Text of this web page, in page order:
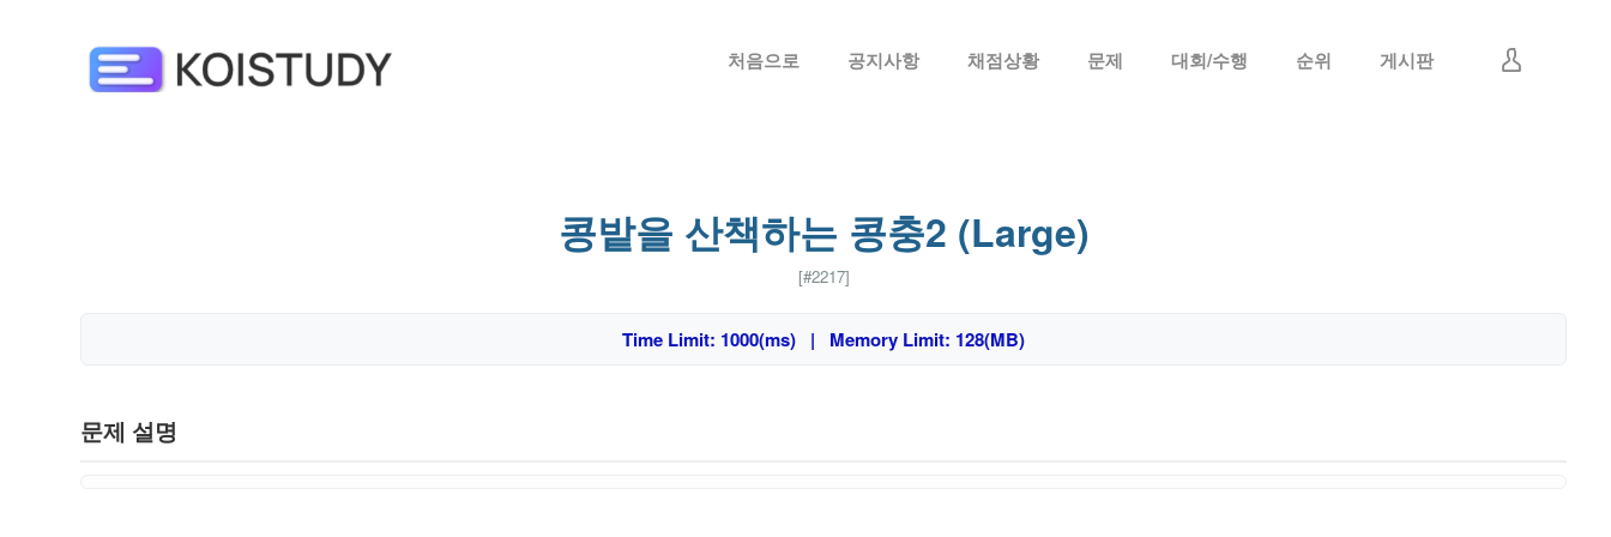
처음으로 공지사항 채점상황 문제 대회/수행 순위 게시판
콩밭을 산책하는 콩충2 (Large)
[#2217]
Time Limit: 1000(ms) | Memory Limit: 128(MB)
문제 설명